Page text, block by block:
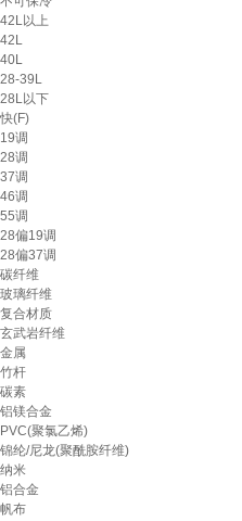
42L以上
42L
40L
28-39L
28L以下
快(F)
19调
28调
37调
46调
55调
28偏19调
28偏37调
碳纤维
玻璃纤维
复合材质
玄武岩纤维
金属
竹杆
碳素
铝镁合金
PVC(聚氯乙烯)
锦纶/尼龙(聚酰胺纤维)
纳米
铝合金
帆布